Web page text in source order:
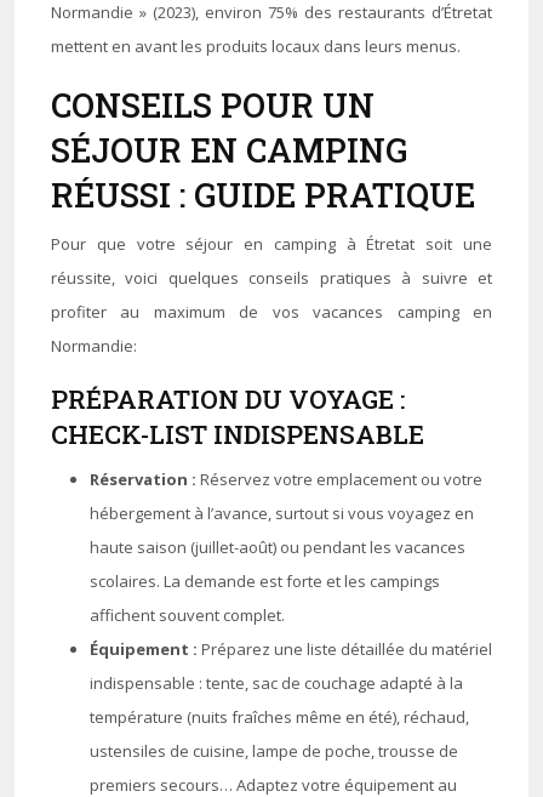
Normandie » (2023), environ 75% des restaurants d’Étretat
mettent en avant les produits locaux dans leurs menus.
CONSEILS POUR UN
SÉJOUR EN CAMPING
RÉUSSI : GUIDE PRATIQUE
Pour que votre séjour en camping à Étretat soit une
réussite, voici quelques conseils pratiques à suivre et
profiter au maximum de vos vacances camping en
Normandie:
PRÉPARATION DU VOYAGE :
CHECK-LIST INDISPENSABLE
Réservation : Réservez votre emplacement ou votre
hébergement à l’avance, surtout si vous voyagez en
haute saison (juillet-août) ou pendant les vacances
scolaires. La demande est forte et les campings
affichent souvent complet.
Équipement : Préparez une liste détaillée du matériel
indispensable : tente, sac de couchage adapté à la
température (nuits fraîches même en été), réchaud,
ustensiles de cuisine, lampe de poche, trousse de
premiers secours… Adaptez votre équipement au